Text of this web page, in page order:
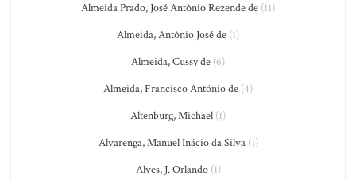
Almeida Prado, José Antônio Rezende de (11)
Almeida, Antônio José de (1)
Almeida, Cussy de (6)
Almeida, Francisco António de (4)
Altenburg, Michael (1)
Alvarenga, Manuel Inácio da Silva(1)
Alves, J. Orlando(1)